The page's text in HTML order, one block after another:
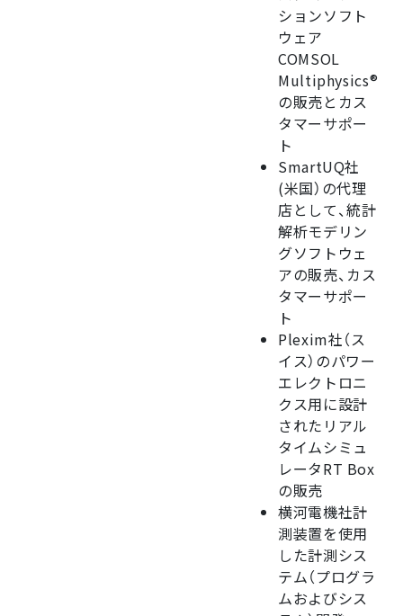
ションソフト
ウェア
COMSOL
Multiphysics®
の販売とカス
タマーサポー
ト
SmartUQ社
(米国）の代理
店として、統計
解析モデリン
グソフトウェ
アの販売、カス
タマーサポー
ト
Plexim社（ス
イス）のパワー
エレクトロニ
クス用に設計
されたリアル
タイムシミュ
レータRT Box
の販売
横河電機社計
測装置を使用
した計測シス
テム（プログラ
ムおよびシス